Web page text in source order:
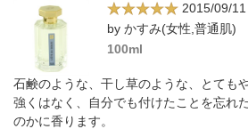
2015/09/11
by かすみ(女性,普通肌)
100ml
石鹸のような、干し草のような、とても
強くはなく、自分でも付けたことを忘れ
のかに香ります。